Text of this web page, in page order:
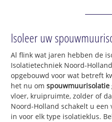
Isoleer uw
Al flink wat jaren hebben de
Isolatietechniek Noord-
opgebouwd voor wat betreft
het nu omspouwmuurisolatie
vloer, kruipruimte, zolder of
Noord-Holland schakelt u
in voor elk type isolatieklus.